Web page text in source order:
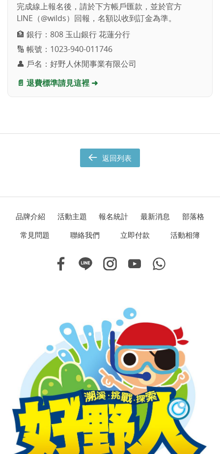
完成線上報名後，請於下方帳戶匯款，並於官方
LINE（@wilds）回報，名額以收到訂金為準。
🏦 銀行：808 玉山銀行 花蓮分行
🔢 帳號：1023-940-011746
👤 戶名：好野人休閒事業有限公司
📄 退費標準請見這裡 ➜
返回列表
品牌介紹 活動主題 報名統計 最新消息
部落格
常見問題
聯絡我們 立即付款 活動相簿